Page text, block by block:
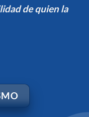
de quien la